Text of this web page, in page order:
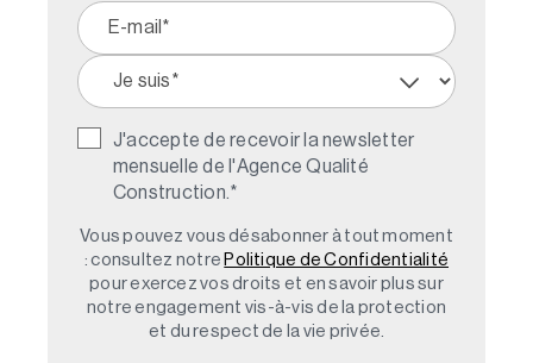
J'accepte de recevoir la newsletter
mensuelle de l'Agence Qualité
Construction. *
Vous pouvez vous désabonner à tout moment
: consultez notre Politique de Confidentialité
pour exercez vos droits et en savoir plus sur
notre engagement vis-à-vis de la protection
et du respect de la vie privée.